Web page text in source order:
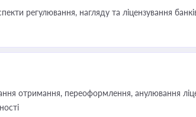
регулювання, нагляду та ліцензування
отримання, переоформлення, анулювання